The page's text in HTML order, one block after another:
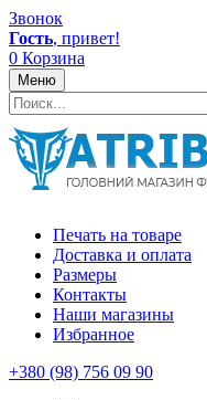
Звонок
Гость, привет!
0 Корзина
Меню
Печать на товаре
Доставка и оплата
Размеры
Контакты
Наши магазины
Избранное
+380 (98) 756 09 90